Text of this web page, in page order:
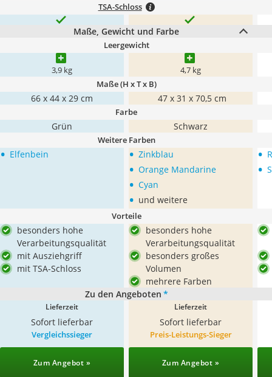
TSA-Schloss
Maße, Gewicht und Farbe
Leergewicht
3,9 kg 4,7 kg
Maße (H x T x B)
66 x 44 x 29 cm ‎ 47 x 31 x 70,5 cm
Farbe
Grün Schwarz
Weitere Farben
• Elfenbein • Zinkblau
• Orange Mandarine
• Cyan
• und weitere
•
•
Vorteile
besonders hohe
Verarbeitungsqualität
mit Ausziehgriff
mit TSA-Schloss
besonders hohe
Verarbeitungsqualität
besonders großes
Volumen
mehrere Farben
Zu den Angeboten *
Lieferzeit
Sofort lieferbar
Lieferzeit
Sofort lieferbar
Vergleichssieger
Zum Angebot »
Preis-Leistungs-Sieger
Zum Angebot »